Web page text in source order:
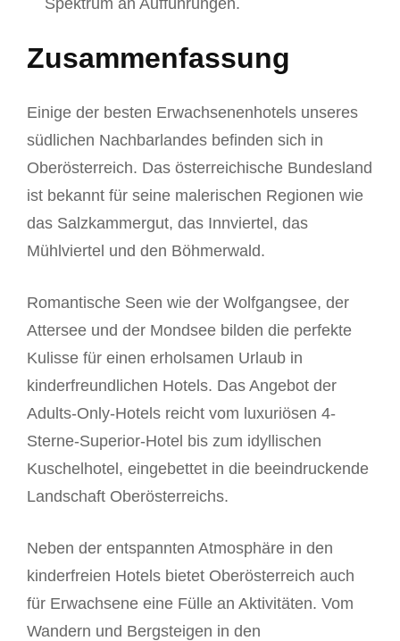
Spektrum an Aufführungen.
Zusammenfassung
Einige der besten Erwachsenenhotels unseres
südlichen Nachbarlandes befinden sich in
Oberösterreich. Das österreichische Bundesland
ist bekannt für seine malerischen Regionen wie
das Salzkammergut, das Innviertel, das
Mühlviertel und den Böhmerwald.
Romantische Seen wie der Wolfgangsee, der
Attersee und der Mondsee bilden die perfekte
Kulisse für einen erholsamen Urlaub in
kinderfreundlichen Hotels. Das Angebot der
Adults-Only-Hotels reicht vom luxuriösen 4-
Sterne-Superior-Hotel bis zum idyllischen
Kuschelhotel, eingebettet in die beeindruckende
Landschaft Oberösterreichs.
Neben der entspannten Atmosphäre in den
kinderfreien Hotels bietet Oberösterreich auch
für Erwachsene eine Fülle an Aktivitäten. Vom
Wandern und Bergsteigen in den